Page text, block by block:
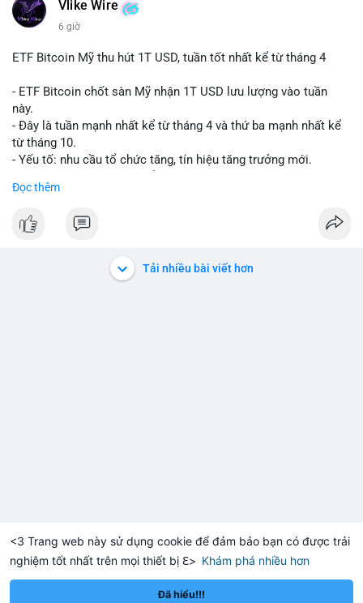
<3 Trang web này sử dụng cookie để đảm bảo bạn có được trải
nghiệm tốt nhất trên mọi thiết bị ℇ> Khám phá nhiều hơn
Đã hiểu!!!
+0.06% Solana SOL $75.89 +2.94% BNB
Vlike Wire
6 giờ
ETF Bitcoin Mỹ thu hút 1T USD, tuần tốt nhất kể từ tháng 4
- ETF Bitcoin chốt sàn Mỹ nhận 1T USD lưu lượng vào tuần
này.
- Đây là tuần mạnh nhất kể từ tháng 4 và thứ ba mạnh nhất kể
từ tháng 10.
- Yếu tố: nhu cầu tổ chức tăng, tín hiệu tăng trưởng mới.
dẫn.
#binancesquare
Đọc thêm
Tải nhiều bài viết hơn